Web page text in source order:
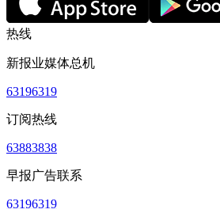
热线
新报业媒体总机
63196319
订阅热线
63883838
早报广告联系
63196319